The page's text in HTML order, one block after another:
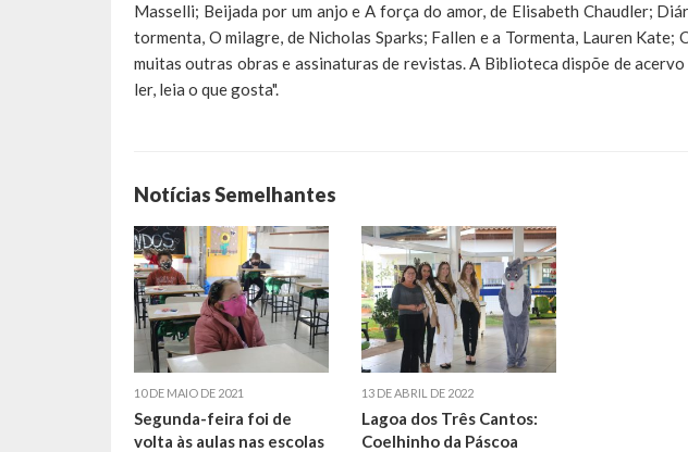
Masselli; Beijada por um anjo e A força do amor, de Elisabeth Chaudler;
tormenta, O milagre, de Nicholas Sparks; Fallen e a Tormenta, Lauren Kate;
muitas outras obras e assinaturas de revistas. A Biblioteca dispõe de
ler, leia o que gosta".
Notícias Semelhantes
10 DE MAIO DE 2021
Segunda-feira foi de
volta às aulas nas escolas
13 DE ABRIL DE 2022
Lagoa dos Três Cantos:
Coelhinho da Páscoa